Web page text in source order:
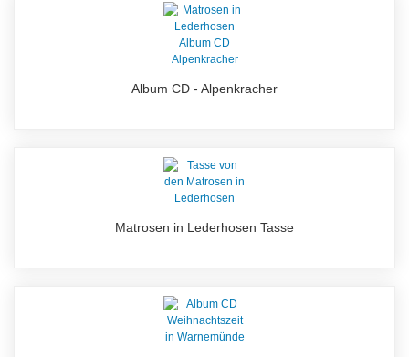
Album CD - Alpenkracher
Matrosen in Lederhosen Tasse